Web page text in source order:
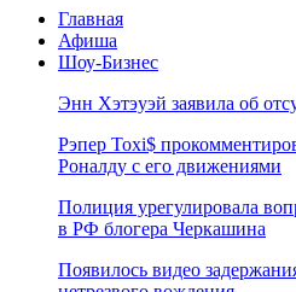
Главная
Афиша
Шоу-Бизнес
Энн Хэтэуэй заявила об
Рэпер Toxi$
Роналду с его движениями
Полиция урегулировала
в РФ блогера Черкашина
Появилось видео